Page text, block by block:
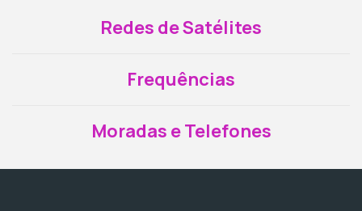
Redes de Satélites
Frequências
Moradas e Telefones